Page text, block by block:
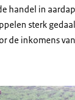
handel in
sterk
de inkomens